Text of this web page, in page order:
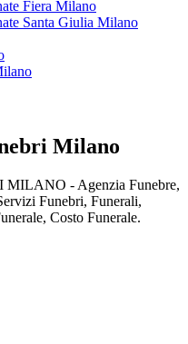
Fiera Milano
Santa Giulia Milano
Milano
- Agenzia Funebre,
Funebri, Funerali,
Costo Funerale.